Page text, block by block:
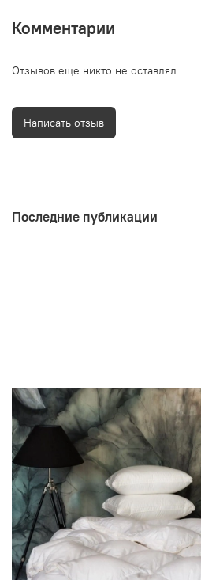
Комментарии
Отзывов еще никто не оставлял
Написать отзыв
Последние публикации